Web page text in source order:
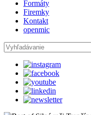
Formáty
Firemky
Kontakt
openmic